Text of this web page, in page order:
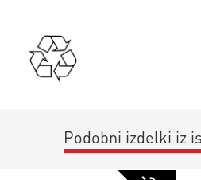
Podobni izdelki iz